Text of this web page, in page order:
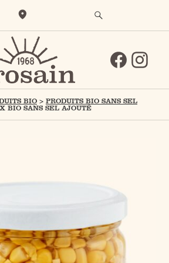
BIO > PRODUITS BIO SANS SEL
BIO SANS SEL AJOUTÉ